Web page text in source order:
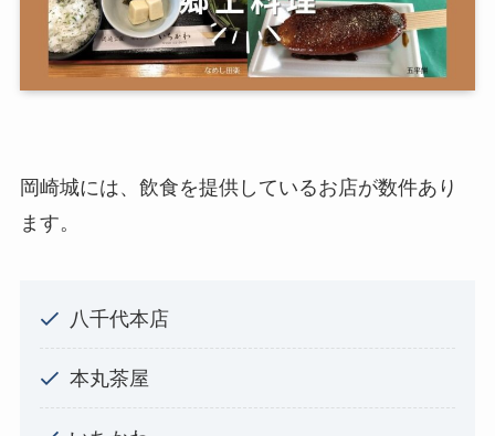
岡崎城には、飲食を提供しているお店が数件あり
ます。
八千代本店
本丸茶屋